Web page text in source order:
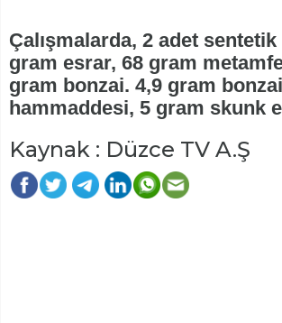
Çalışmalarda, 2 adet sentetik
gram esrar, 68 gram
gram bonzai. 4,9 gram bonzai
hammaddesi, 5 gram skunk
Kaynak : Düzce TV A.Ş